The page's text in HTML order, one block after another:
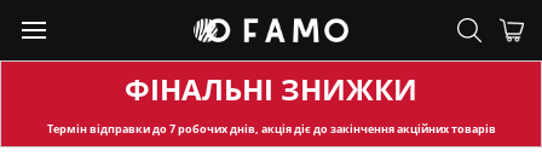
ФІНАЛЬНІ ЗНИЖКИ
Термін відправкидо 7 робочих днів, акція діє до закінчення акційних товарів